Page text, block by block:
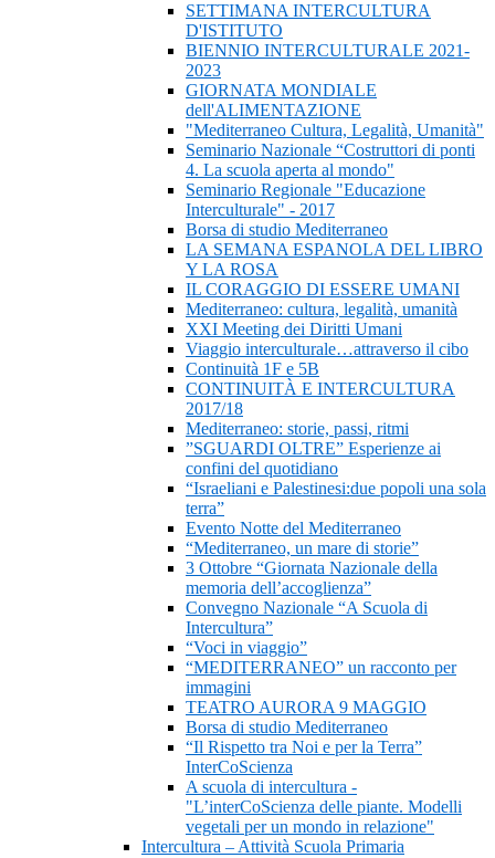
SETTIMANA INTERCULTURA
D'ISTITUTO
BIENNIO INTERCULTURALE 2021-
2023
GIORNATA MONDIALE
dell'ALIMENTAZIONE
"Mediterraneo Cultura, Legalità, Umanità"
Seminario Nazionale “Costruttori di ponti
4. La scuola aperta al mondo"
Seminario Regionale "Educazione
Interculturale" - 2017
Borsa di studio Mediterraneo
LA SEMANA ESPANOLA DEL LIBRO
Y LA ROSA
IL CORAGGIO DI ESSERE UMANI
Mediterraneo: cultura, legalità, umanità
XXI Meeting dei Diritti Umani
Viaggio interculturale…attraverso il cibo
Continuità 1F e 5B
CONTINUITÀ E INTERCULTURA
2017/18
Mediterraneo: storie, passi, ritmi
”SGUARDI OLTRE” Esperienze ai
confini del quotidiano
“Israeliani e Palestinesi:due popoli una sola
terra”
Evento Notte del Mediterraneo
“Mediterraneo, un mare di storie”
3 Ottobre “Giornata Nazionale della
memoria dell’accoglienza”
Convegno Nazionale “A Scuola di
Intercultura”
“Voci in viaggio”
“MEDITERRANEO” un racconto per
immagini
TEATRO AURORA 9 MAGGIO
Borsa di studio Mediterraneo
“Il Rispetto tra Noi e per la Terra”
InterCoScienza
A scuola di intercultura -
"L’interCoScienza delle piante. Modelli
vegetali per un mondo in relazione"
Intercultura – Attività Scuola Primaria